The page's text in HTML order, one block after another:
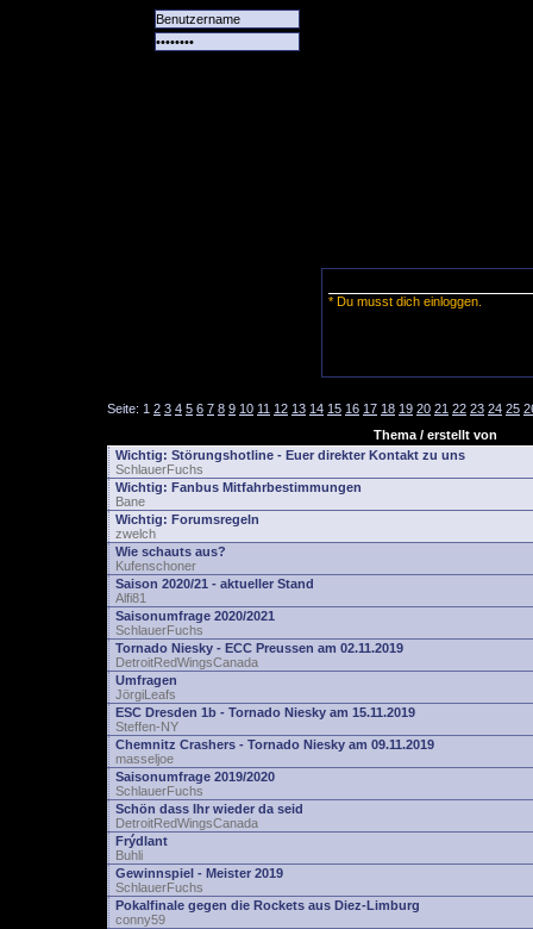
* Du musst dich einloggen.
Seite: 1 2 3 4 5 6 7 8 9 10 11 12 13 14 15 16 17 18 19 20 21 22 23 24 25
Thema / erstellt von
Wichtig: Störungshotline - Euer direkter Kontakt zu uns
SchlauerFuchs
Wichtig: Fanbus Mitfahrbestimmungen
Bane
Wichtig: Forumsregeln
zwelch
Wie schauts aus?
Kufenschoner
Saison 2020/21 - aktueller Stand
Alfi81
Saisonumfrage 2020/2021
SchlauerFuchs
Tornado Niesky - ECC Preussen am 02.11.2019
DetroitRedWingsCanada
Umfragen
JörgiLeafs
ESC Dresden 1b - Tornado Niesky am 15.11.2019
Steffen-NY
Chemnitz Crashers - Tornado Niesky am 09.11.2019
masseljoe
Saisonumfrage 2019/2020
SchlauerFuchs
Schön dass Ihr wieder da seid
DetroitRedWingsCanada
Frýdlant
Buhli
Gewinnspiel - Meister 2019
SchlauerFuchs
Pokalfinale gegen die Rockets aus Diez-Limburg
conny59